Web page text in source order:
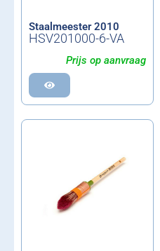
Staalmeester 2010
HSV201000-6-VA
Prijs op aanvraag